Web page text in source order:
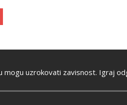
mogu uzrokovati zavisnost. Igraj